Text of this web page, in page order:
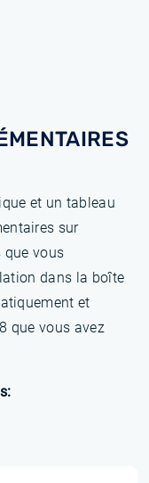
et un tableau
sur
que vous
dans la boîte
et
que vous avez